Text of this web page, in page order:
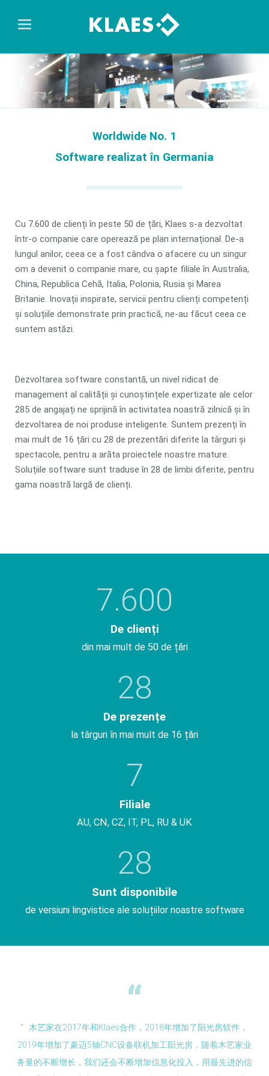
Worldwide No. 1
Software realizat în Germania
Cu 7.600 de clienți în peste 50 de țări, Klaes s-a dezvoltat
într-o companie care operează pe plan internațional. De-a
lungul anilor, ceea ce a fost cândva o afacere cu un singur
om a devenit o companie mare, cu șapte filiale în Australia,
China, Republica Cehă, Italia, Polonia, Rusia și Marea
Britanie. Inovații inspirate, servicii pentru clienți competenți
și soluțiile demonstrate prin practică, ne-au făcut ceea ce
suntem astăzi.
Dezvoltarea software constantă, un nivel ridicat de
management al calității și cunoștințele expertizate ale celor
285 de angajați ne sprijină în activitatea noastră zilnică și în
dezvoltarea de noi produse inteligente. Suntem prezenți în
mai mult de 16 țări cu 28 de prezentări diferite la târguri și
spectacole, pentru a arăta proiectele noastre mature.
Soluțiile software sunt traduse în 28 de limbi diferite, pentru
gama noastră largă de clienți.
7.600
De clienți
din mai mult de 50 de țări
28
De prezențe
la târguri în mai mult de 16 țări
7
Filiale
AU, CN, CZ, IT, PL, RU & UK
28
Sunt disponibile
de versiuni lingvistice ale soluțiilor noastre software
“ : 木艺家在2017年和Klaes合作，2018年增加了阳光房软件，
2019年增加了豪迈5轴CNC设备联机加工阳光房，随着木艺家业
务量的不断增长，我们还会不断增加信息化投入，用最先进的信